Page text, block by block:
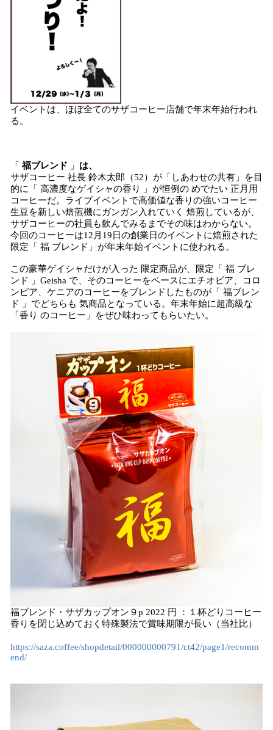
イベントは、ほぼ全てのサザコーヒー店舗で年末年始行われ
る。
「 福ブレンド 」 は、
サザコーヒー 社長 鈴木太郎（52）が「しあわせの共有」を目
的に「 高濃度なゲイシャの香り 」が恒例の めでたい 正月用
コーヒーだ。ライブイベントで高価値な香りの強いコーヒー
生豆を新しい焙煎機にガンガン入れていく 焙煎しているが、
サザコーヒーの社員も飲んでみるまでその味はわからない。
今回のコーヒーは12月19日の創業日のイベントに焙煎された
限定「 福 ブレンド」が年末年始イベントに使われる。
この豪華ゲイシャだけが入った 限定商品が、限定「 福 ブレ
ンド 」Geisha で、そのコーヒーをベースにエチオピア、コロ
ンビア、ケニアのコーヒーをブレンドしたものが「 福ブレン
ド 」でどちらも 気商品となっている。年末年始に超高級な
「香り のコーヒー」をぜひ味わってもらいたい。
福ブレンド・サザカップオン９p 2022 円 ：１杯どりコーヒー
香りを閉じ込めておく特殊製法で賞味期限が長い（当社比）
https://saza.coffee/shopdetail/000000000791/ct42/page1/recomm
end/